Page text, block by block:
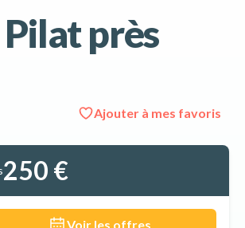
près
Ajouter à mes favoris
Voir les 5 photos
250 €
Voir les offres